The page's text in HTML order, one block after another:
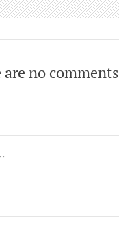
are no comments